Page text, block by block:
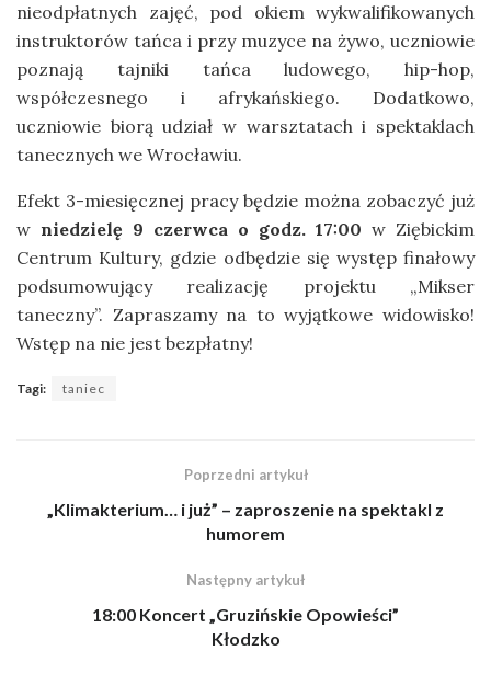
nieodpłatnych zajęć, pod okiem wykwalifikowanych
instruktorów tańca i przy muzyce na żywo, uczniowie
poznają tajniki tańca ludowego, hip-hop,
współczesnego i afrykańskiego. Dodatkowo,
uczniowie biorą udział w warsztatach i spektaklach
tanecznych we Wrocławiu.
Efekt 3-miesięcznej pracy będzie można zobaczyć już
w niedzielę 9 czerwca o godz. 17:00 w Ziębickim
Centrum Kultury, gdzie odbędzie się występ finałowy
podsumowujący realizację projektu
„Mikser
taneczny”. Zapraszamy na to wyjątkowe widowisko!
Wstęp na nie jest bezpłatny!
Tagi: taniec
Poprzedni artykuł
„Klimakterium… i już” – zaproszenie na spektakl z
humorem
Następny artykuł
18:00 Koncert „Gruzińskie Opowieści”
Kłodzko